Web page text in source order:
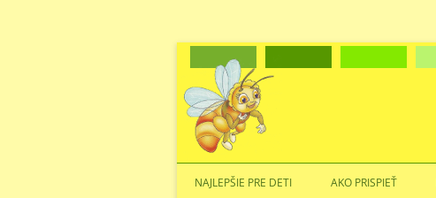
NAJLEPŠIE PRE DETI AKO PRISPIEŤ